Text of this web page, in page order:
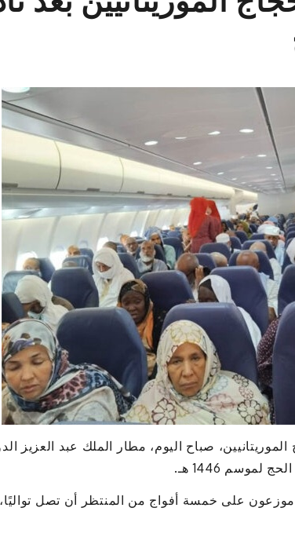
صباح اليوم، مطار الملك عبد العزيز
1446 هـ.
الحجاج البالغ عددهم 3500 موزعون على خمسة أفواج من المنتظر أن